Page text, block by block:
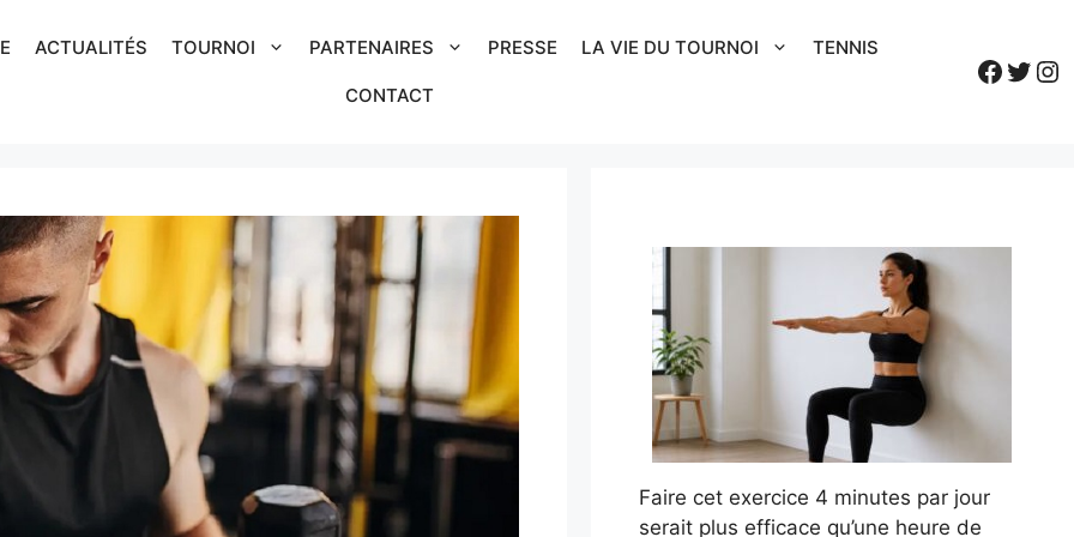
ACTUALITÉS TOURNOI PARTENAIRES PRESSE LA VIE DU TOURNOI TENNIS
CONTACT
Faire cet exercice 4 minutes par jour
serait plus efficace qu’une heure de